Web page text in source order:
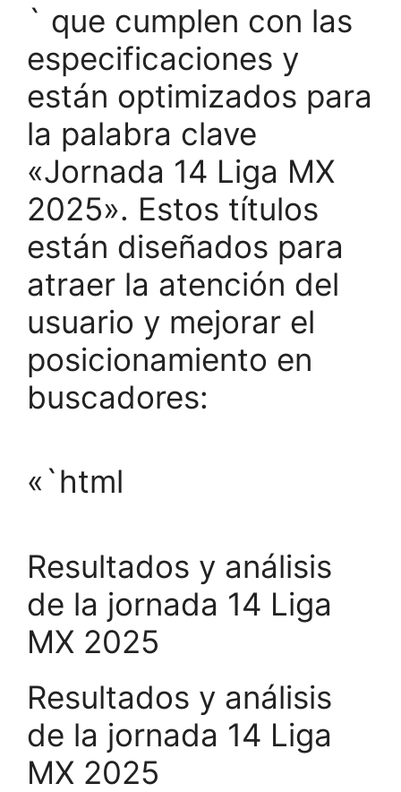
` que cumplen con las
especificaciones y
están optimizados para
la palabra clave
«Jornada 14 Liga MX
2025». Estos títulos
están diseñados para
atraer la atención del
usuario y mejorar el
posicionamiento en
buscadores:
«`html
Resultados y análisis
de la jornada 14 Liga
MX 2025
Resultados y análisis
de la jornada 14 Liga
MX 2025